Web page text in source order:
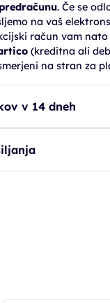
. Če se
na vaš
račun vam nato
(kreditna ali
na stran za
v 14 dneh